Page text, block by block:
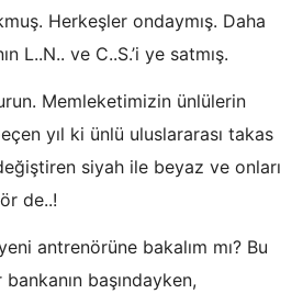
Herkeşler ondaymış. Daha
L..N.. ve C..S.’i ye satmış.
Memleketimizin ünlülerin
yıl ki ünlü uluslararası takas
siyah ile beyaz ve onları
de..!
antrenörüne bakalım mı? Bu
başındayken,